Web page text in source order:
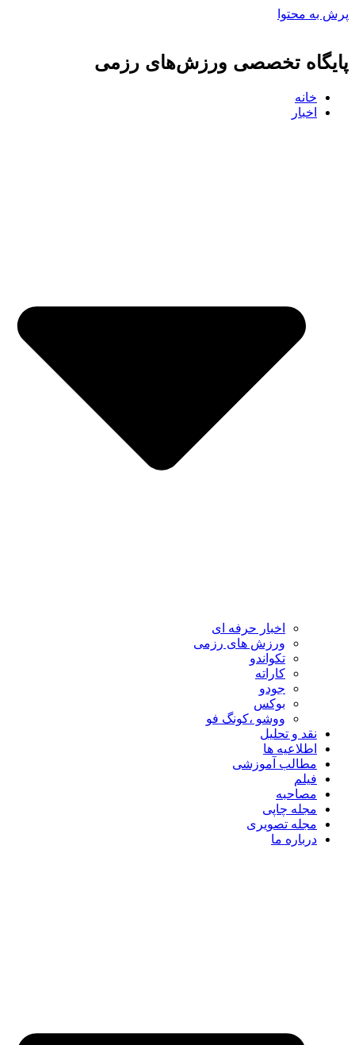
پرش به محتوا
پایگاه تخصصی ورزش‌های رزمی
خانه
اخبار
اخبار حرفه ای
ورزش های رزمی
تکواندو
کاراته
جودو
بوکس
ووشو ،کونگ فو
نقد و تحلیل
اطلاعیه ها
مطالب آموزشی
فیلم
مصاحبه
مجله چاپی
مجله تصویری
درباره ما